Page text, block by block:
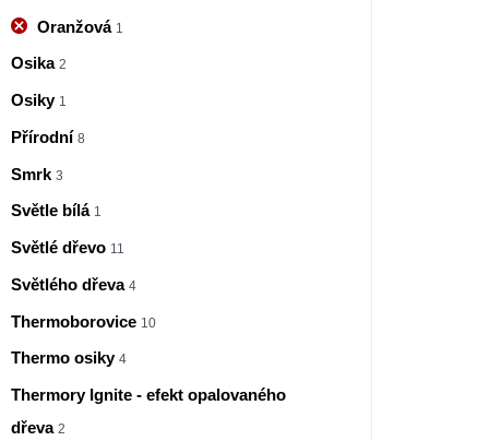
Oranžová 1
Osika 2
Osiky 1
Přírodní 8
Smrk 3
Světle bílá 1
Světlé dřevo 11
Světlého dřeva 4
Thermoborovice 10
Thermo osiky 4
Thermory Ignite - efekt opalovaného
dřeva 2